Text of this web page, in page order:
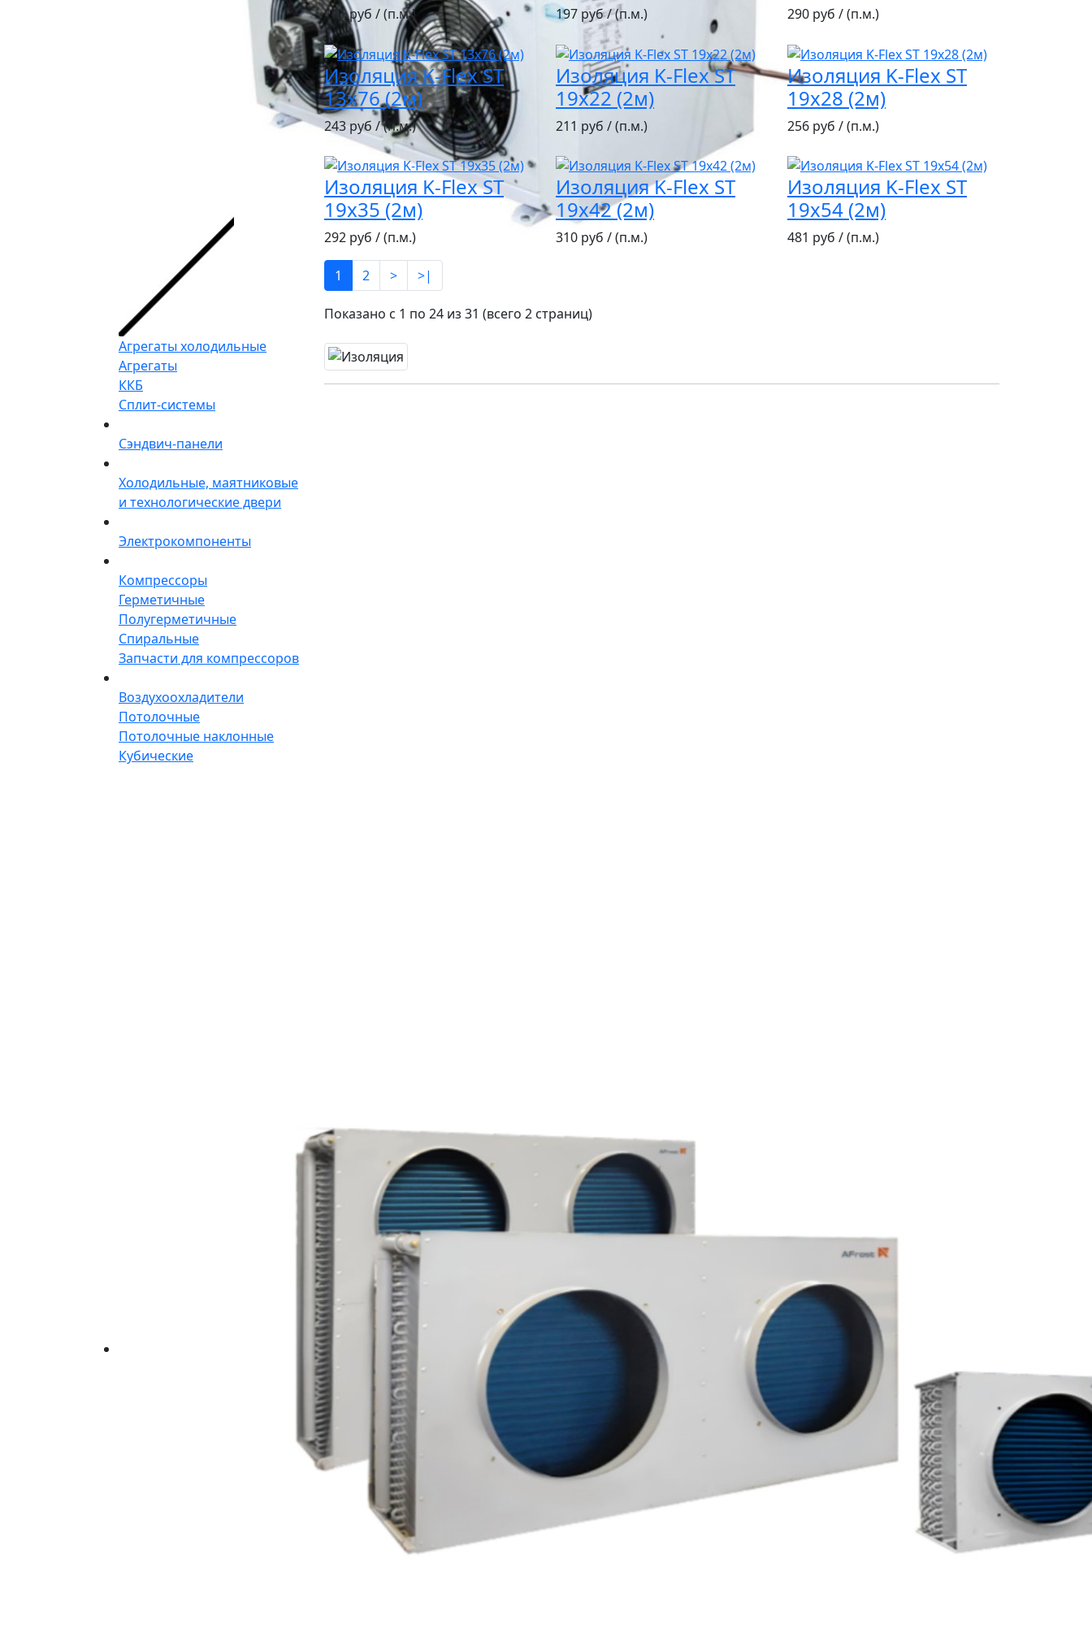
Агрегаты холодильные
Агрегаты
ККБ
Сплит-системы
Сэндвич-панели
Холодильные, маятниковые
и технологические двери
Электрокомпоненты
Компрессоры
Герметичные
Полугерметичные
Спиральные
Запчасти для компрессоров
Воздухоохладители
Потолочные
Потолочные наклонные
Кубические
171 руб / (п.м.) 197 руб / (п.м.) 290 руб / (п.м.)
Изоляция K-Flex ST
13х76 (2м)
243 руб / (п.м.)
Изоляция K-Flex ST
19х22 (2м)
211 руб / (п.м.)
Изоляция K-Flex ST
19х28 (2м)
256 руб / (п.м.)
Изоляция K-Flex ST
19х35 (2м)
292 руб / (п.м.)
Изоляция K-Flex ST
19х42 (2м)
310 руб / (п.м.)
Изоляция K-Flex ST
19х54 (2м)
481 руб / (п.м.)
1 2 > >|
Показано с 1 по 24 из 31 (всего 2 страниц)